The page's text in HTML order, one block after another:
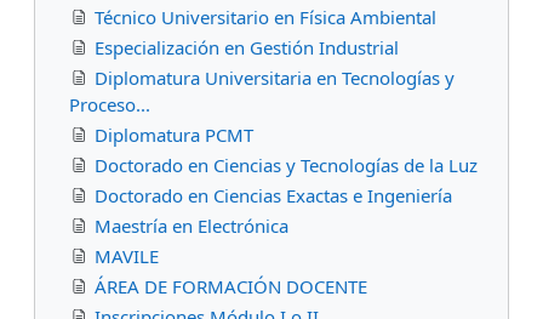
Técnico Universitario en Física Ambiental
Especialización en Gestión Industrial
Diplomatura Universitaria en Tecnologías y
Proceso...
Diplomatura PCMT
Doctorado en Ciencias y Tecnologías de la Luz
Doctorado en Ciencias Exactas e Ingeniería
Maestría en Electrónica
MAVILE
ÁREA DE FORMACIÓN DOCENTE